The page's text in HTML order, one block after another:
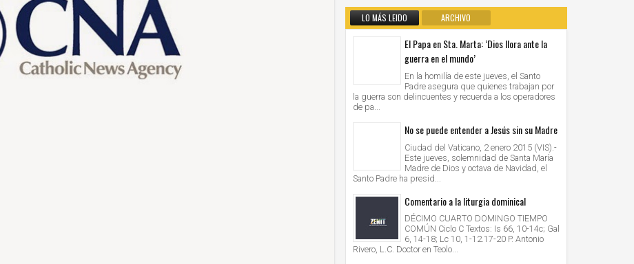
LO MÁS LEIDO ARCHIVO
El Papa en Sta. Marta: ‘Dios llora ante la
guerra en el mundo’
En la homilía de este jueves, el Santo
Padre asegura que quienes trabajan por
la guerra son delincuentes y recuerda a los operadores
de pa...
No se puede entender a Jesús sin su Madre
Ciudad del Vaticano, 2 enero 2015 (VIS).-
Este jueves, solemnidad de Santa María
Madre de Dios y octava de Navidad, el
Santo Padre ha presid...
Comentario a la liturgia dominical
DÉCIMO CUARTO DOMINGO TIEMPO
COMÚN Ciclo C Textos: Is 66, 10-14c; Gal
6, 14-18; Lc 10, 1-12.17-20 P. Antonio
Rivero, L.C. Doctor en Teolo...